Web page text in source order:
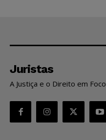
Juristas
A Justiça e o Direito em Foco